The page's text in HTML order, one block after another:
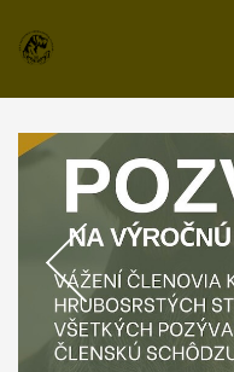
KLUB
VÝBOR KLUBU
STANOVY KLUBU
CHOVATEĽSKÝ A
SPRAVODAJCA